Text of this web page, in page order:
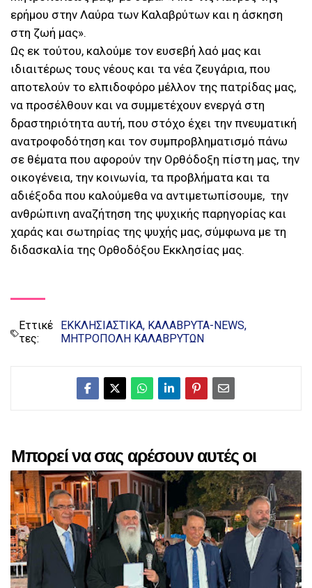
ερήμου στην Λαύρα των Καλαβρύτων και η άσκηση
στη ζωή μας».
Ως εκ τούτου, καλούμε τον ευσεβή λαό μας και
ιδιαιτέρως τους νέους και τα νέα ζευγάρια, που
αποτελούν το ελπιδοφόρο μέλλον της πατρίδας μας,
να προσέλθουν και να συμμετέχουν ενεργά στη
δραστηριότητα αυτή, που στόχο έχει την πνευματική
ανατροφοδότηση και τον συμπροβληματισμό πάνω
σε θέματα που αφορούν την Ορθόδοξη πίστη μας, την
οικογένεια, την κοινωνία, τα προβλήματα και τα
αδιέξοδα που καλούμεθα να αντιμετωπίσουμε, την
ανθρώπινη αναζήτηση της ψυχικής παρηγορίας και
χαράς και σωτηρίας της ψυχής μας, σύμφωνα με τη
διδασκαλία της Ορθοδόξου Εκκλησίας μας.
Εττικέ
τες:
ΕΚΚΛΗΣΙΑΣΤΙΚΑ ΚΑΛΑΒΡΥΤΑ-NEWS
ΜΗΤΡΟΠΟΛΗ ΚΑΛΑΒΡΥΤΩΝ
Μπορεί να σας αρέσουν αυτές οι
αναρτήσεις